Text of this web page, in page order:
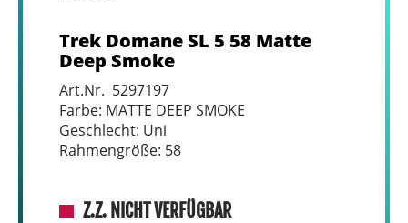
Trek Domane SL 5 58 Matte
Deep Smoke
Art.Nr. 5297197
Farbe: MATTE DEEP SMOKE
Geschlecht: Uni
Rahmengröße: 58
Z.Z. NICHT VERFÜGBAR